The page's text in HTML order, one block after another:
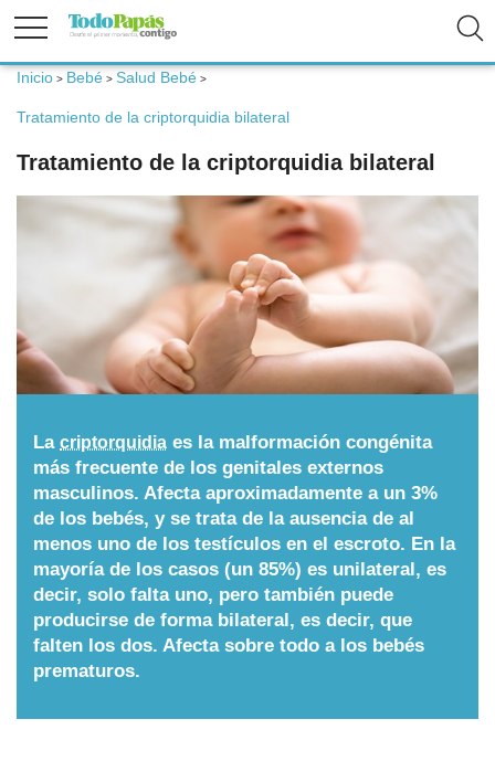
Embarazo
Padres
Calculadoras
Nombres
Cuentos
Inicio > Bebé > Salud Bebé >
Tratamiento de la criptorquidia bilateral
Tratamiento de la criptorquidia bilateral
La criptorquidia es la malformación congénita
más frecuente de los genitales externos
masculinos. Afecta aproximadamente a un 3%
de los bebés, y se trata de la ausencia de al
menos uno de los testículos en el escroto. En la
mayoría de los casos (un 85%) es unilateral, es
decir, solo falta uno, pero también puede
producirse de forma bilateral, es decir, que
falten los dos. Afecta sobre todo a los bebés
prematuros.